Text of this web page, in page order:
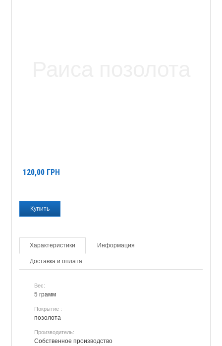
120,00 ГРН
Характеристики Информация
Доставка и оплата
Вес:
5 грамм
Покрытие :
позолота
Производитель:
Собственное производство